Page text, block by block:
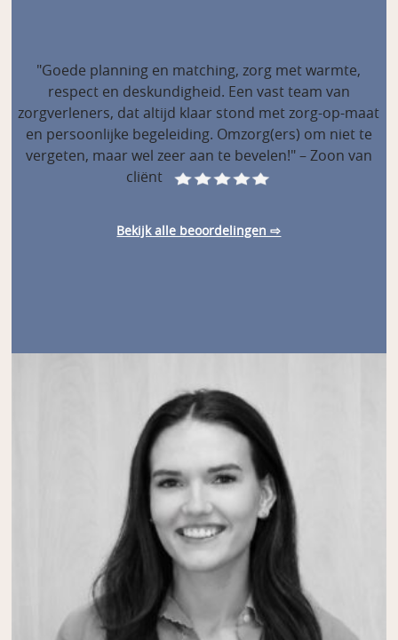
"Goede planning en matching, zorg met warmte,
respect en deskundigheid. Een vast team van
zorgverleners, dat altijd klaar stond met zorg-op-maat
en persoonlijke begeleiding. Omzorg(ers) om niet te
vergeten, maar wel zeer aan te bevelen!" – Zoon van
cliënt
Bekijk alle beoordelingen ⇨